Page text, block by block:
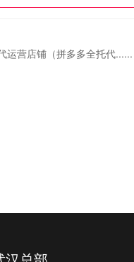
运营店铺（拼多多全托代......